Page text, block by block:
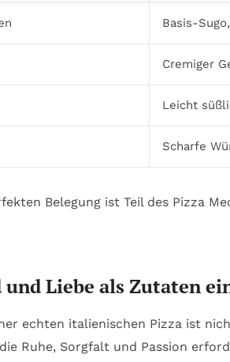
Basis-
Cremiger
Leicht
Scharfe
Belegung ist Teil des Pizza
und Liebe als Zutaten
echten italienischen Pizza ist
Ruhe, Sorgfalt und Passion